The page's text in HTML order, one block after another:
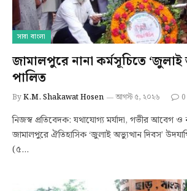
সারা বাংলা
জামালপুরে নানা কর্মসূচিতে ‘জুলাই
পালিত
ByK.M. Shakawat Hosen আগস্ট ৫, ২০২৬ 0
নিজস্ব প্রতিবেদক: যথাযোগ্য মর্যাদা, গভীর আবেগ ও
জামালপুরে ঐতিহাসিক ‘জুলাই অভ্যুত্থান দিবস’
(৫…